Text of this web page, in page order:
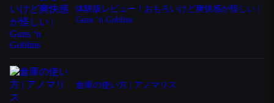
体験版レビュー！おもろいけど爽快感が怪しい |
Guns ‘n Goblins
倉庫の使い方 | アノマリス